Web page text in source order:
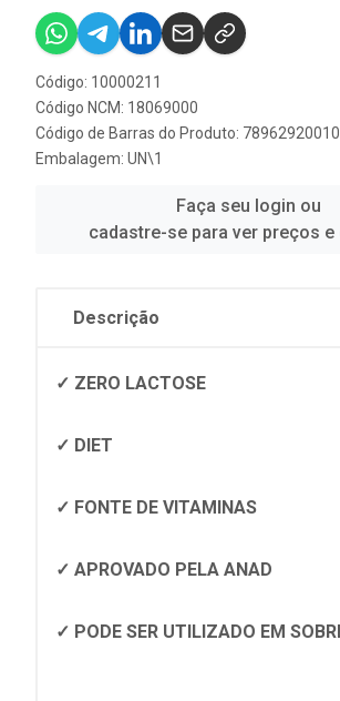
Código: 10000211
Código NCM: 18069000
Código de Barras do Produto:
Embalagem: UN\1
Faça seu login ou
cadastre-se para ver preços
Descrição
✓ ZERO LACTOSE
✓ DIET
✓ FONTE DE VITAMINAS
✓ APROVADO PELA ANAD
✓ PODE SER UTILIZADO EM